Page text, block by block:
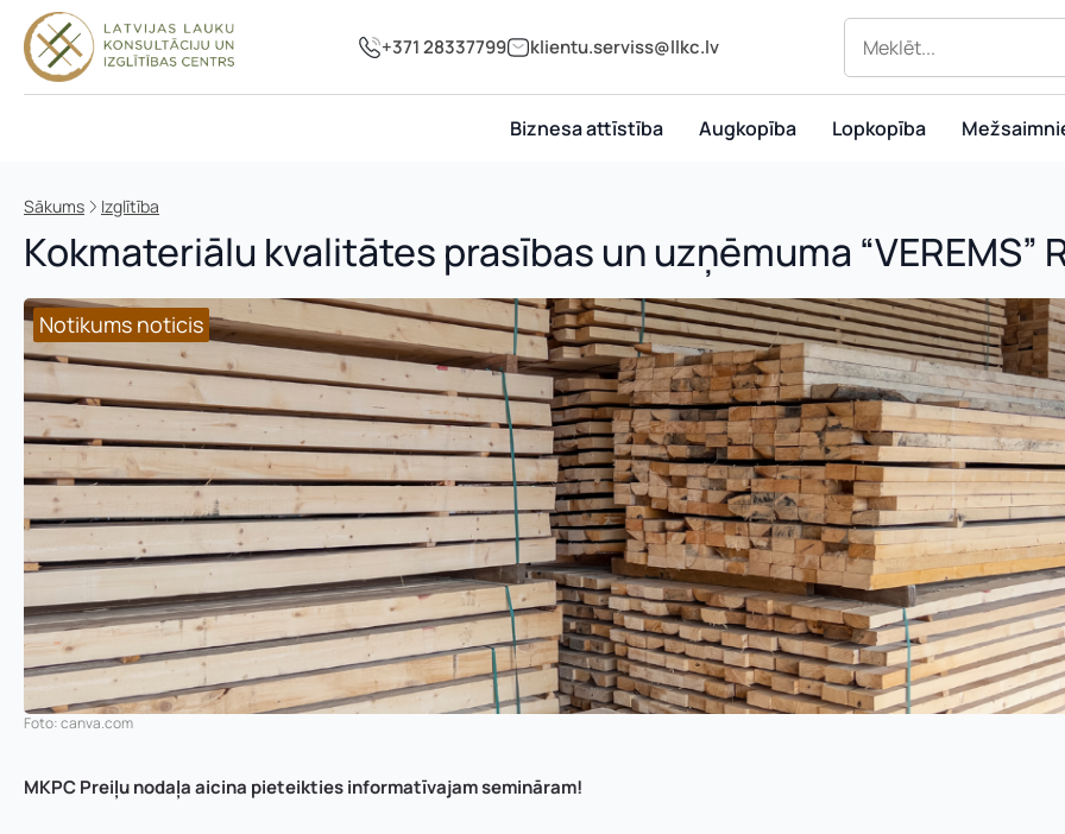
+371 28337799 klientu.serviss@llkc.lv
Biznesa attīstība Augkopība Lopkopība
Sākums Izglītība
Kokmateriālu kvalitātes prasības un uzņēmuma “VEREMS”
Notikums noticis
Notikums noticis
Foto: canva.com
MKPC Preiļu nodaļa aicina pieteikties informatīvajam semināram!